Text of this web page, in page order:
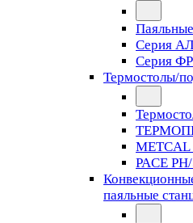
Серия
Серия
Термостолы/
METCAL
PACE
паяльные